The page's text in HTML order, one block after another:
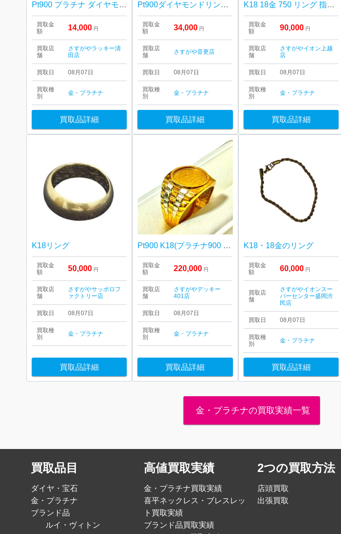
Pt900 プラチナ ダイヤモンドリング
買取金
額
14,000 円
買取店
舗
さすがやラッキー清
田店
買取日 08月07日
買取種
別
金・プラチナ
買取品詳細
Pt900ダイヤモンドリング 買取しました！さすがや音更店
買取金
額
34,000 円
買取店
舗
さすがや音更店
買取日 08月07日
買取種
別
金・プラチナ
買取品詳細
K18 18金 750 リング 指輪 アクセサリー
買取金
額
90,000 円
買取店
舗
さすがやイオン上越
店
買取日 08月07日
買取種
別
金・プラチナ
買取品詳細
K18リング
買取金
額
50,000 円
買取店
舗
さすがやサッポロフ
ァクトリー店
買取日 08月07日
買取種
別
金・プラチナ
買取品詳細
Pt900 K18(プラチナ900 18金)コインリング
買取金
額
220,000 円
買取店
舗
さすがやデッキー
401店
買取日 08月07日
買取種
別
金・プラチナ
買取品詳細
K18・18金のリング
買取金
額
60,000 円
買取店
舗
さすがやイオンスー
パーセンター盛岡渋
民店
買取日 08月07日
買取種
別
金・プラチナ
買取品詳細
金・プラチナの買取実績一覧
買取品目
ダイヤ・宝石
金・プラチナ
ブランド品
ルイ・ヴィトン
高値買取実績
金・プラチナ買取実績
喜平ネックレス・ブレスレッ
ト買取実績
ブランド品買取実績
2つの買取方法
店頭買取
出張買取